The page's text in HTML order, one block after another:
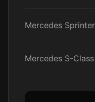
Mercedes Sprinter
Mercedes S-Class